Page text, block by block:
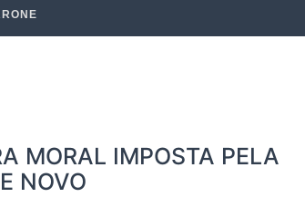
MORAL IMPOSTA PELA
NOVO